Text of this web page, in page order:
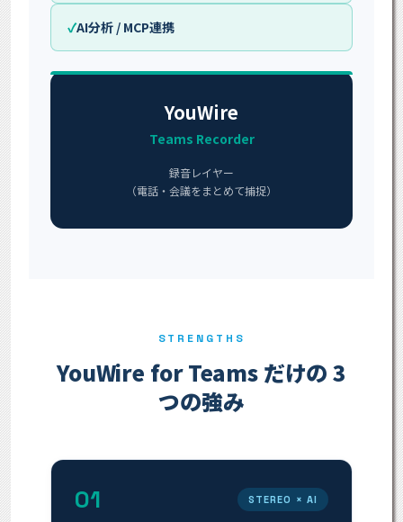
YouWire
Teams Recorder
録音レイヤー
（電話・会議をまとめて捕捉）
AI分析 / MCP連携
STRENGTHS
YouWire for Teams だけの 3
つの強み
01 STEREO × AI